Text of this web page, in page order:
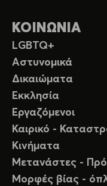
ΚΟΙΝΩΝΙΑ
LGBTQ+
Αστυνομικά
Δικαιώματα
Εκκλησία
Εργαζόμενοι
Καιρικό -
Κινήματα
Μετανάστες -
Μορφές βίας -